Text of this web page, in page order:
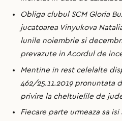
Obliga clubul SCM Gloria
jucatoarea Vinyukova
lunile noiembrie si
prevazute in Acordul de
Mentine in rest celelalte
462/25.11.2019 pronuntata
privire la cheltuielile de
Fiecare parte urmeaza sa